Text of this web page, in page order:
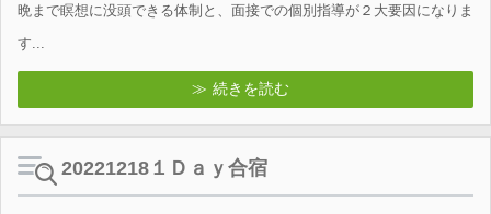
晩まで瞑想に没頭できる体制と、面接での個別指導が２大要因になりま
す...
続きを読む
20221218１Ｄａｙ合宿